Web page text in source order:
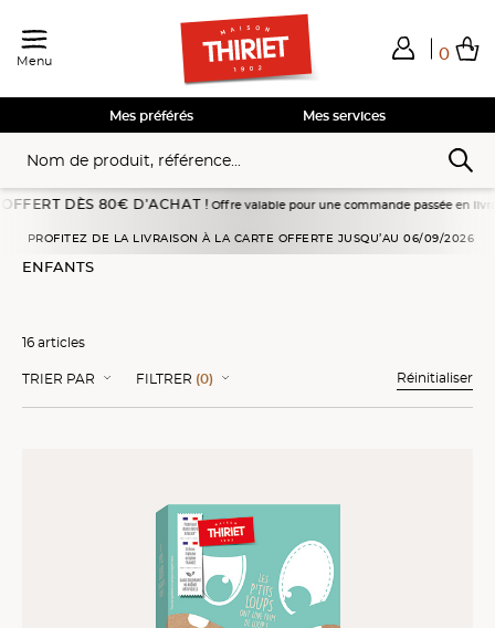
Menu 0
Total de mes achats
Voir mon panier
Voir mon panier
Voir mon panier
Voir mon panier
Mes services
Mes préférés
80€ D’ACHAT ! Offre valable pour une commande passée en livraison à
PROFITEZ DE LA LIVRAISON À LA CARTE OFFERTE JUSQU’AU 06/09/2026
ENFANTS
16 articles
TRIER PAR FILTRER (0) Réinitialiser